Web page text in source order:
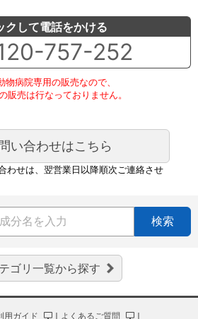
クして電話をかける
757-252
物病院専用の販売なので、
販売は行なっておりません。
い合わせはこちら
わせは、翌営業日以降順次ご連絡させ
検索
ゴリ一覧から探す
用ガイド ｜ よくあるご質問 ｜